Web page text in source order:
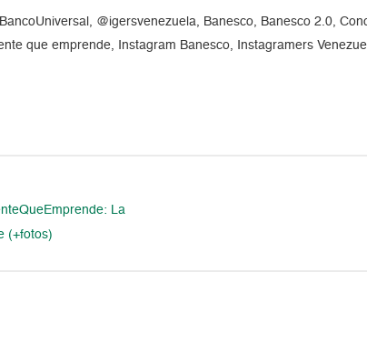
@igersvenezuela, Banesco, Banesco 2.0,
que emprende, Instagram Banesco, Instagramers
La
(+fotos)